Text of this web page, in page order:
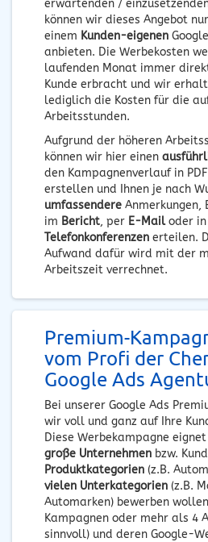
erwartenden /
können wir dieses Angebot
einem Kunden-eigenen
anbieten. Die Werbekosten
laufenden Monat immer
Kunde erbracht und wir
lediglich die Kosten für die
Arbeitsstunden.
Aufgrund der höheren
können wir hier einen
den Kampagnenverlauf in
erstellen und Ihnen je nach
umfassendere Anmerkungen,
im Bericht, per E-Mailoder in
Telefonkonferenzen erteilen.
Aufwand dafür wird mit der
Arbeitszeit verrechnet.
Premium-
vom Profi der
Google Ads
Bei unserer Google Ads
wir voll und ganz auf Ihre
Diese Werbekampagne
große Unternehmen bzw.
Produktkategorien (z.B.
vielen Unterkategorien (z.B.
Automarken) bewerben
Kampagnen oder mehr als 4
sinnvoll) und deren Google-